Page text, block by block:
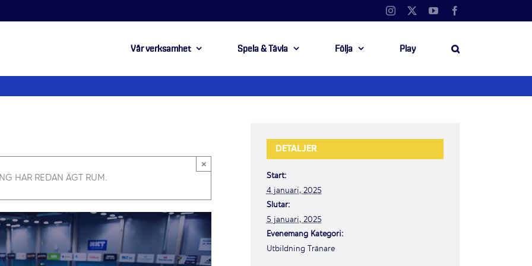
Instagram YouTube
Vår verksamhet Spela & Tävla Följa Play
HAR REDAN ÄGT RUM.
×
DETALJER
Start:
4 januari, 2025
Slutar:
5 januari, 2025
Evenemang Kategori:
Utbildning Tränare